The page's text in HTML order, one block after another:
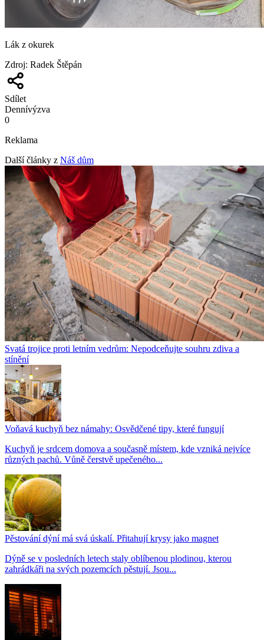
Lák z okurek
Zdroj: Radek Štěpán
Sdílet
Dennívýzva
0
Reklama
Další články z Náš dům
Svatá trojice proti letním vedrům: Nepodceňujte souhru zdiva a
stínění
Voňavá kuchyň bez námahy: Osvědčené tipy, které fungují
Kuchyň je srdcem domova a současně místem, kde vzniká nejvíce
různých pachů. Vůně čerstvě upečeného...
Pěstování dýní má svá úskalí. Přitahují krysy jako magnet
Dýně se v posledních letech staly oblíbenou plodinou, kterou
zahrádkáři na svých pozemcích pěstují. Jsou...